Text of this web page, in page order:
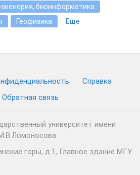
биоинформатика
Геофизика Еще
Cправка
Обратная связь
университет имени
горы, д.1, Главное здание МГУ